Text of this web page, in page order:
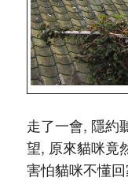
走了一會, 隱約
望, 原來貓咪竟
害怕貓咪不懂回